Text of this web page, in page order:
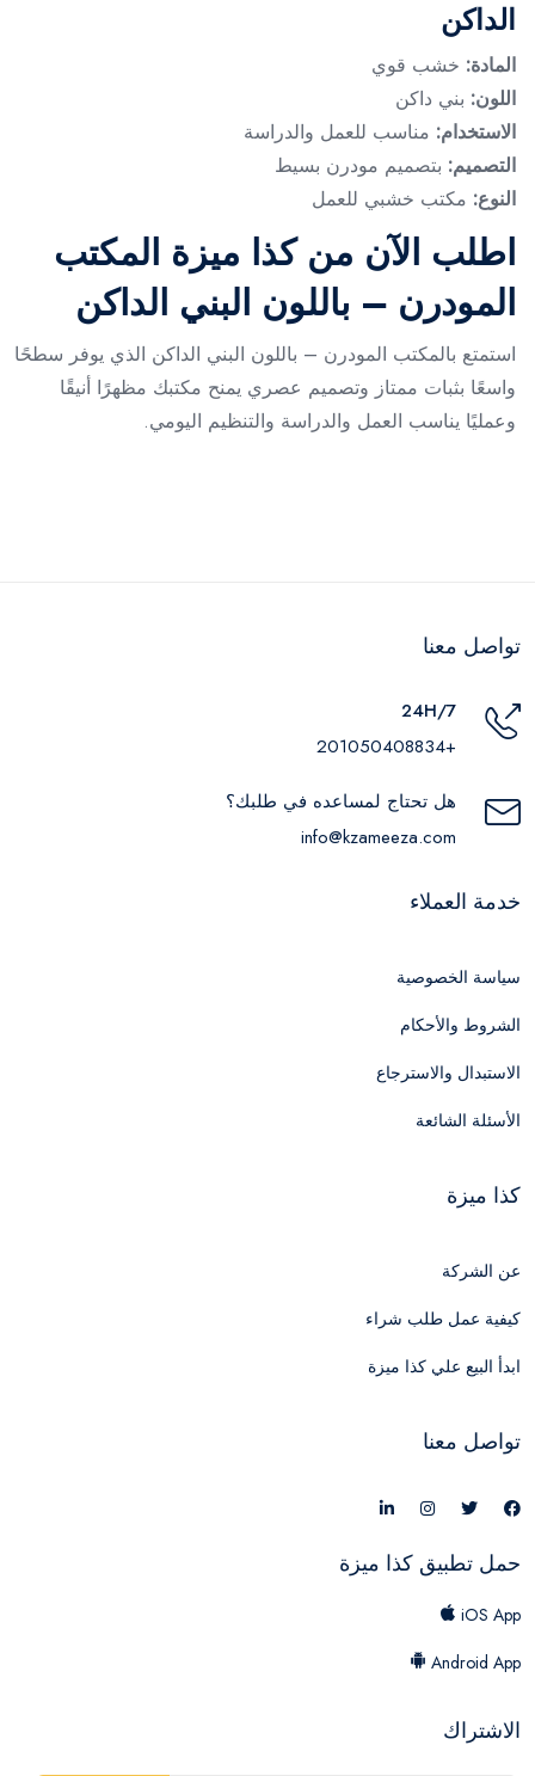
الداكن
المادة: خشب قوي
اللون: بني داكن
الاستخدام: مناسب للعمل والدراسة
التصميم: بتصميم مودرن بسيط
النوع: مكتب خشبي للعمل
اطلب الآن من كذا ميزة المكتب
المودرن – باللون البني الداكن
استمتع بالمكتب المودرن – باللون البني الداكن الذي يوفر سطحًا
واسعًا بثبات ممتاز وتصميم عصري يمنح مكتبك مظهرًا أنيقًا
وعمليًا يناسب العمل والدراسة والتنظيم اليومي.
تواصل معنا
24H/7
+201050408834
هل تحتاج لمساعده في طلبك؟
info@kzameeza.com
خدمة العملاء
سياسة الخصوصية
الشروط والأحكام
الاستبدال والاسترجاع
الأسئلة الشائعة
كذا ميزة
عن الشركة
كيفية عمل طلب شراء
ابدأ البيع علي كذا ميزة
تواصل معنا
حمل تطبيق كذا ميزة
iOS App
Android App
الاشتراك